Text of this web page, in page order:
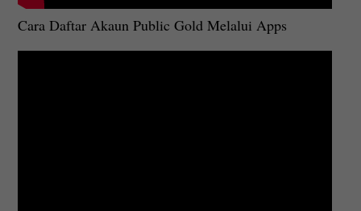
Cara Daftar Akaun Public Gold Melalui Apps